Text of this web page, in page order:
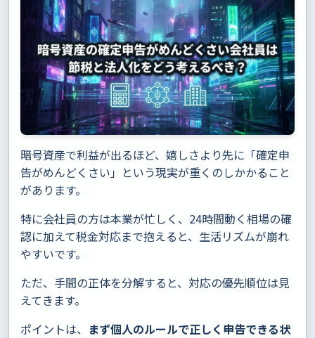
暗号資産で利益が出るほど、嬉しさより先に「確定申
告がめんどくさい」という現実が重くのしかかること
があります。
特に会社員の方は本業が忙しく、24時間動く相場の確
認に加えて税金対応まで抱えると、生活リズムが崩れ
やすいです。
ただ、手間の正体を分解すると、対応の優先順位は見
えてきます。
ポイントは、 まず個人のルールで正しく申告できる状